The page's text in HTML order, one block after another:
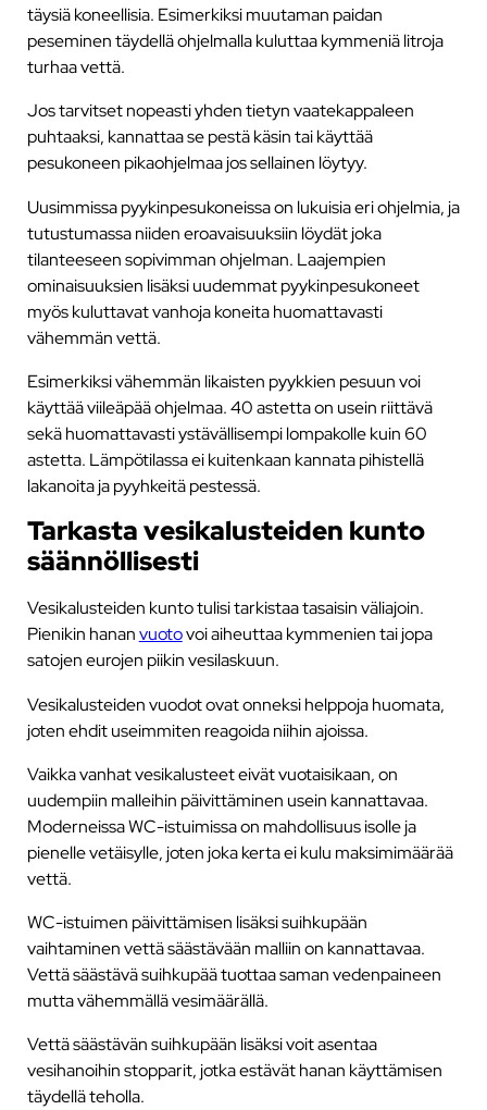
täysiä koneellisia. Esimerkiksi muutaman paidan
peseminen täydellä ohjelmalla kuluttaa kymmeniä litroja
turhaa vettä.
Jos tarvitset nopeasti yhden tietyn vaatekappaleen
puhtaaksi, kannattaa se pestä käsin tai käyttää
pesukoneen pikaohjelmaa jos sellainen löytyy.
Uusimmissa pyykinpesukoneissa on lukuisia eri ohjelmia, ja
tutustumassa niiden eroavaisuuksiin löydät joka
tilanteeseen sopivimman ohjelman. Laajempien
ominaisuuksien lisäksi uudemmat pyykinpesukoneet
myös kuluttavat vanhoja koneita huomattavasti
vähemmän vettä.
Esimerkiksi vähemmän likaisten pyykkien pesuun voi
käyttää viileäpää ohjelmaa. 40 astetta on usein riittävä
sekä huomattavasti ystävällisempi lompakolle kuin 60
astetta. Lämpötilassa ei kuitenkaan kannata pihistellä
lakanoita ja pyyhkeitä pestessä.
Tarkasta vesikalusteiden kunto
säännöllisesti
Vesikalusteiden kunto tulisi tarkistaa tasaisin väliajoin.
Pienikin hananvuotovoi aiheuttaa kymmenien tai jopa
satojen eurojen piikin vesilaskuun.
Vesikalusteiden vuodot ovat onneksi helppoja huomata,
joten ehdit useimmiten reagoida niihin ajoissa.
Vaikka vanhat vesikalusteet eivät vuotaisikaan, on
uudempiin malleihin päivittäminen usein kannattavaa.
Moderneissa WC-istuimissa on mahdollisuus isolle ja
pienelle vetäisylle, joten joka kerta ei kulu maksimimäärää
vettä.
WC-istuimen päivittämisen lisäksi suihkupään
vaihtaminen vettä säästävään malliin on kannattavaa.
Vettä säästävä suihkupää tuottaa saman vedenpaineen
mutta vähemmällä vesimäärällä.
Vettä säästävän suihkupään lisäksi voit asentaa
vesihanoihin stopparit, jotka estävät hanan käyttämisen
täydellä teholla.